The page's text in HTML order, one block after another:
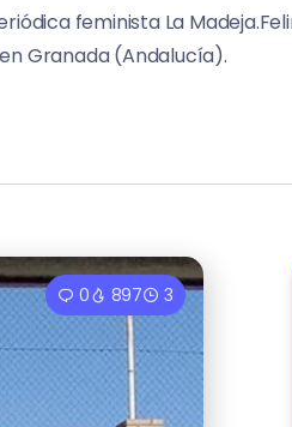
feminista La
Granada (Andalucía).
0 897 3